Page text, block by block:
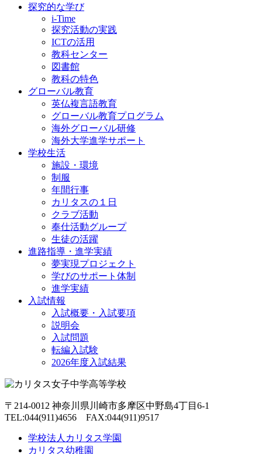
探究的な学び
i-Time
探究活動の実践
ICTの活用
教科センター
図書館
教科の特色
グローバル教育
英仏複言語教育
グローバル教育プログラム
海外グローバル研修
海外大学進学サポート
学校生活
施設・環境
制服
年間行事
カリタスの１日
クラブ活動
奉仕活動グループ
生徒の活躍
進路指導・進学実績
夢実現プロジェクト
学びのサポート体制
進学実績
入試情報
入試概要・入試要項
説明会
入試問題
転編入試験
2026年度入試結果
〒214-0012 神奈川県川崎市多摩区中野島4丁目6-1
TEL:044(911)4656 FAX:044(911)9517
学校法人カリタス学園
カリタス幼稚園